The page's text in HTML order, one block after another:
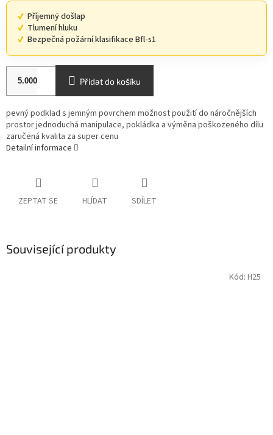
Příjemný došlap
Tlumení hluku
Bezpečná požární klasifikace Bfl-s1
Přidat do košíku
pevný podklad s jemným povrchem možnost použití do náročnějších
prostor jednoduchá manipulace, pokládka a výměna poškozeného dílu
zaručená kvalita za super cenu
Detailní informace
ZEPTAT SE HLÍDAT SDÍLET
Související produkty
Kód: H25